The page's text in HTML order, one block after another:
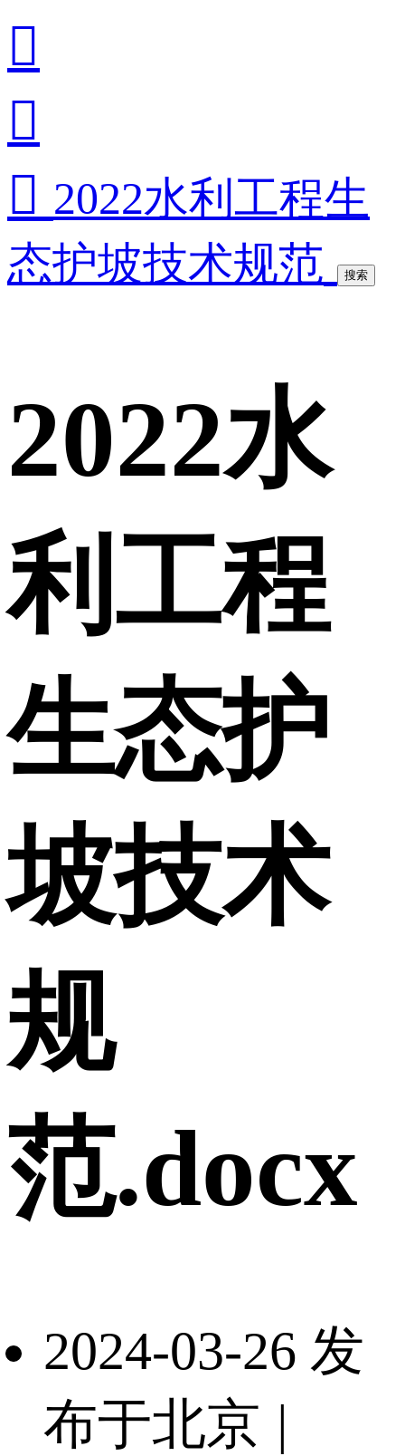


 2022水利工程生
态护坡技术规范
搜索
2022水
利工程
生态护
坡技术
规
范.docx
2024-03-26 发
布于北京 |